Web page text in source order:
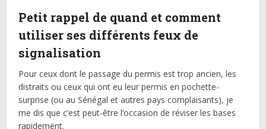
Petit rappel de quand et comment
utiliser ses différents feux de
signalisation
Pour ceux dont le passage du permis est trop ancien, les
distraits ou ceux qui ont eu leur permis en pochette-
surprise (ou au Sénégal et autres pays complaisants), je
me dis que c’est peut-être l’occasion de réviser les bases
rapidement.